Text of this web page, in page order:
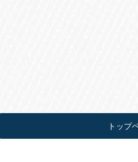
トップ